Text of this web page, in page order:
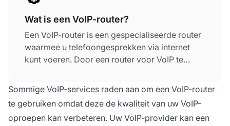
Wat is een VoIP-router?
Een VoIP-router is een gespecialiseerde router
waarmee u telefoongesprekken via internet
kunt voeren. Door een router voor VoIP te
internetverbinding ontvangen.
Sommige VoIP-services raden aan om een VoIP-router
te gebruiken omdat deze de kwaliteit van uw VoIP-
oproepen kan verbeteren. Uw VoIP-provider kan een